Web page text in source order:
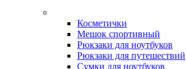
Косметички
Мешок спортивный
Рюкзаки для ноутбуков
Рюкзаки для путешествий
Сумки для ноутбуков